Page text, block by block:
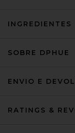
INGREDIENTES
SOBRE DPHUE
ENVIO E
RATINGS &